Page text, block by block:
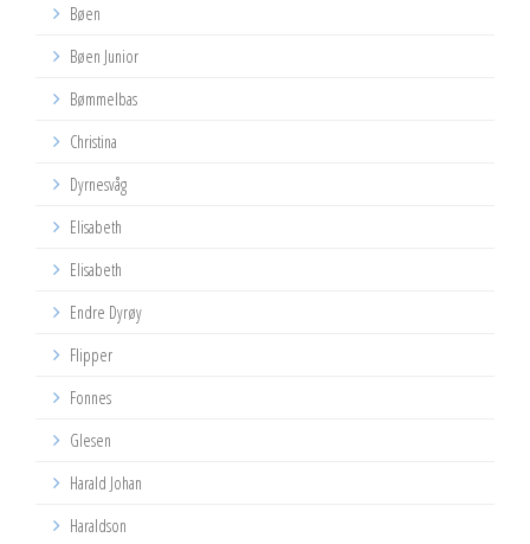
Bøen
Bøen Junior
Bømmelbas
Christina
Dyrnesvåg
Elisabeth
Elisabeth
Endre Dyrøy
Flipper
Fonnes
Glesen
Harald Johan
Haraldson